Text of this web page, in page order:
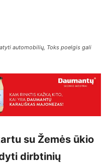
automobilių, Toks poelgis gali
su Žemės ūkio
dirbtinių